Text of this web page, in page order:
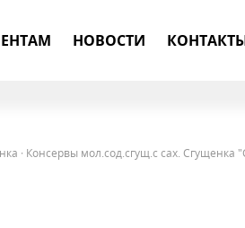
НОВОСТИ
· Консервы мол.сод.сгущ.с сах.